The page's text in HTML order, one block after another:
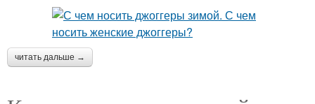
читать дальше →